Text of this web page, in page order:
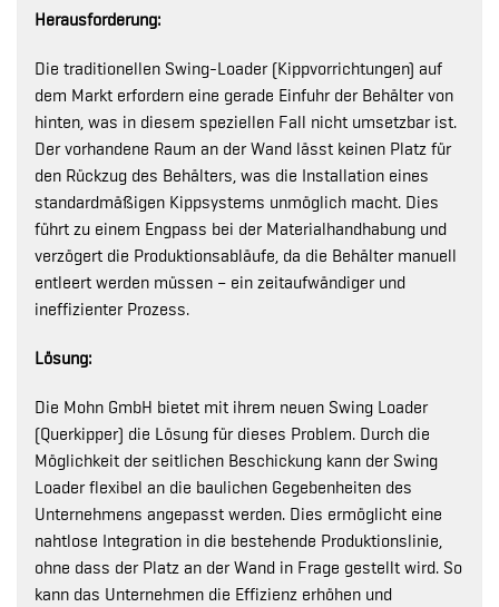
Herausforderung:
Die traditionellen Swing-Loader (Kippvorrichtungen) auf
dem Markt erfordern eine gerade Einfuhr der Behälter von
hinten, was in diesem speziellen Fall nicht umsetzbar ist.
Der vorhandene Raum an der Wand lässt keinen Platz für
den Rückzug des Behälters, was die Installation eines
standardmäßigen Kippsystems unmöglich macht. Dies
führt zu einem Engpass bei der Materialhandhabung und
verzögert die Produktionsabläufe, da die Behälter manuell
entleert werden müssen – ein zeitaufwändiger und
ineffizienter Prozess.
Lösung:
Die Mohn GmbH bietet mit ihrem neuen Swing Loader
(Querkipper) die Lösung für dieses Problem. Durch die
Möglichkeit der seitlichen Beschickung kann der Swing
Loader flexibel an die baulichen Gegebenheiten des
Unternehmens angepasst werden. Dies ermöglicht eine
nahtlose Integration in die bestehende Produktionslinie,
ohne dass der Platz an der Wand in Frage gestellt wird. So
kann das Unternehmen die Effizienz erhöhen und